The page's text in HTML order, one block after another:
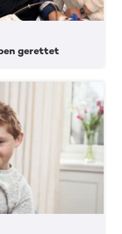
gerettet